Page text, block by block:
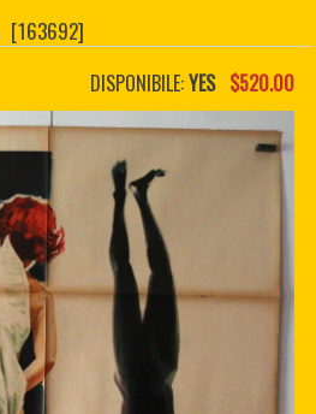
CONTATTO
CUSTOM PDF
[163692]
DISPONIBILE:YES $520.00